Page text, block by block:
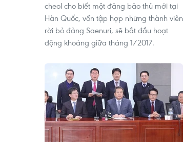
cheol cho biết một đảng bảo thủ mới tại
Hàn Quốc, vốn tập hợp những thành viên
rời bỏ đảng Saenuri, sẽ bắt đầu hoạt
động khoảng giữa tháng 1/2017.